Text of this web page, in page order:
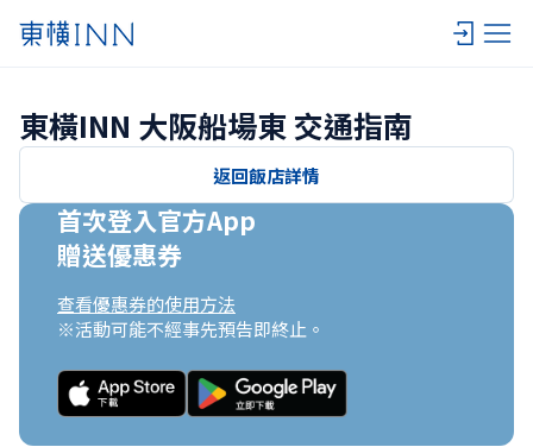
東橫INN 大阪船場東 交通指南
返回飯店詳情
首次登入官方App
贈送優惠券
查看優惠券的使用方法
※活動可能不經事先預告即終止。